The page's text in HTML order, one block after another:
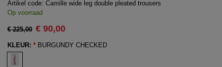
Artikel code: Camille wide leg double pleated trousers
Op voorraad
€ 225,00 € 90,00
KLEUR: * BURGUNDY CHECKED